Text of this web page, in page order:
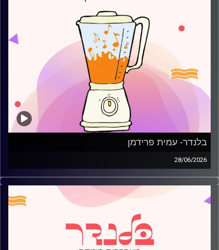
בלנדר- עמית פרידמן
28/06/2026
מוזיקה קצבית חדשה עם עמית פרידמן
קרדיט תמונות:
AudioVersity